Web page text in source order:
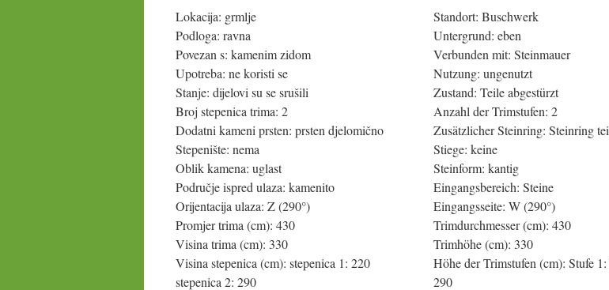
Lokacija: grmlje
Podloga: ravna
Povezan s: kamenim zidom
Upotreba: ne koristi se
Stanje: dijelovi su se srušili
Broj stepenica trima: 2
Dodatni kameni prsten: prsten djelomično
Stepenište: nema
Oblik kamena: uglast
Područje ispred ulaza: kamenito
Orijentacija ulaza: Z (290°)
Promjer trima (cm): 430
Visina trima (cm): 330
Visina stepenica (cm): stepenica 1: 220
stepenica 2: 290
Standort: Buschwerk
Untergrund: eben
Verbunden mit: Steinmauer
Nutzung: ungenutzt
Zustand: Teile abgestürzt
Anzahl der Trimstufen: 2
Zusätzlicher Steinring: Steinring
Stiege: keine
Steinform: kantig
Eingangsbereich: Steine
Eingangsseite: W (290°)
Trimdurchmesser (cm): 430
Trimhöhe (cm): 330
Höhe der Trimstufen (cm): Stufe
290